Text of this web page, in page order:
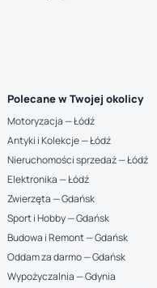
Polecane w Twojej okolicy
Motoryzacja — Łódź
Antyki i Kolekcje — Łódź
Nieruchomości sprzedaż — Łódź
Elektronika — Łódź
Zwierzęta — Gdańsk
Sport i Hobby — Gdańsk
Budowa i Remont — Gdańsk
Oddam za darmo — Gdańsk
Wypożyczalnia — Gdynia